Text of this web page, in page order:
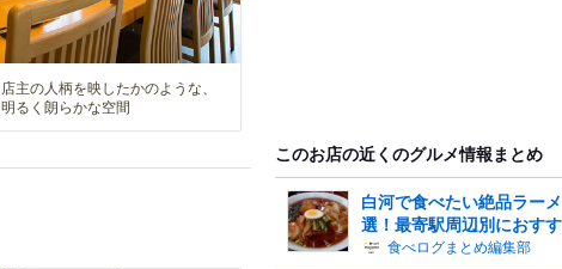
店主の人柄を映したかのような、
明るく朗らかな空間
このお店の近くのグルメ情報まとめ
白河で食べたい絶品ラー
選！最寄駅周辺別におす
食べログまとめ編集部